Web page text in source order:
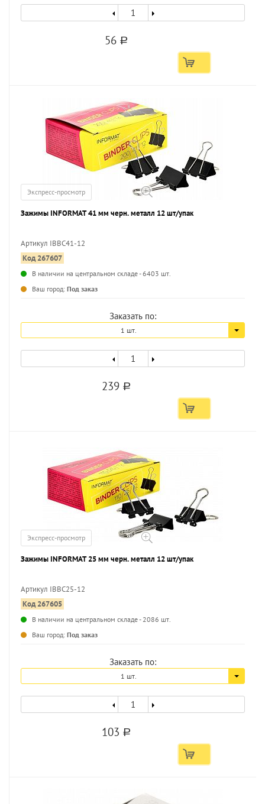
56 a
Экспресс-просмотр
Зажимы INFORMAT 41 мм черн. металл 12 шт/упак
Артикул IBBC41-12
Код 267607
В наличии на центральном складе - 6403 шт.
Ваш город: Под заказ
Заказать по:
1 шт.
239 a
Экспресс-просмотр
Зажимы INFORMAT 25 мм черн. металл 12 шт/упак
Артикул IBBC25-12
Код 267605
В наличии на центральном складе - 2086 шт.
Ваш город: Под заказ
Заказать по:
1 шт.
103 a